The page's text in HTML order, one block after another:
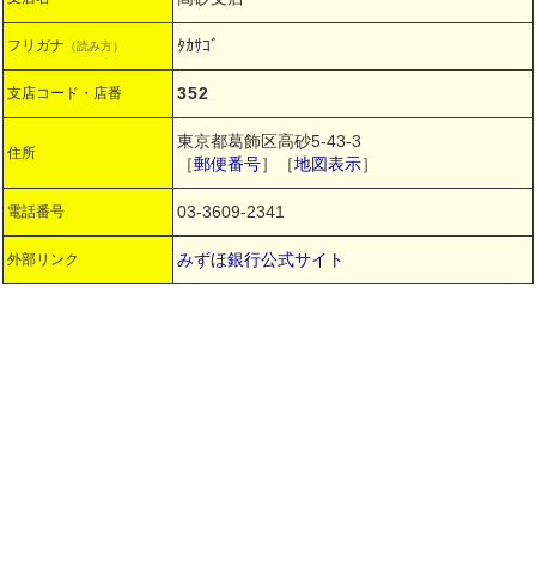
フリガナ （読み方） ﾀｶｻｺﾞ
支店コード・店番 352
住所
東京都葛飾区高砂5-43-3
［郵便番号］［地図表示］
電話番号 03-3609-2341
外部リンク みずほ銀行公式サイト